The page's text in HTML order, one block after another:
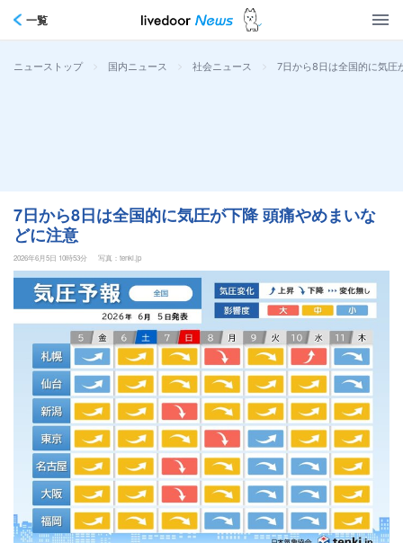
一覧
ニューストップ > 国内ニュース > 社会ニュース > 7日から8日は全国的に気圧
7日から8日は全国的に気圧が下降 頭痛やめまいな
どに注意
2026年6月5日 10時53分 写真：tenki.jp